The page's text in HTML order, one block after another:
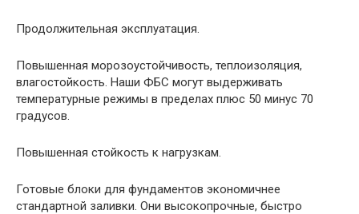
Продолжительная эксплуатация.
Повышенная морозоустойчивость, теплоизоляция,
влагостойкость. Наши ФБС могут выдерживать
температурные режимы в пределах плюс 50 минус 70
градусов.
Повышенная стойкость к нагрузкам.
Готовые блоки для фундаментов экономичнее
стандартной заливки. Они высокопрочные, быстро